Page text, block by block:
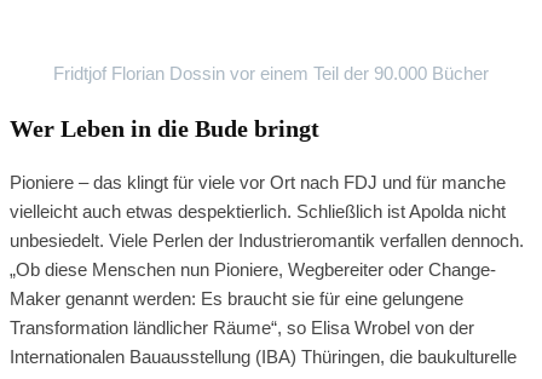
Fridtjof Florian Dossin vor einem Teil der 90.000 Bücher
Wer Leben in die Bude bringt
Pioniere – das klingt für viele vor Ort nach FDJ und für manche
vielleicht auch etwas despektierlich. Schließlich ist Apolda nicht
unbesiedelt. Viele Perlen der Industrieromantik verfallen dennoch.
„Ob diese Menschen nun Pioniere, Wegbereiter oder Change-
Maker genannt werden: Es braucht sie für eine gelungene
Transformation ländlicher Räume“, so Elisa Wrobel von der
Internationalen Bauausstellung (IBA) Thüringen, die baukulturelle